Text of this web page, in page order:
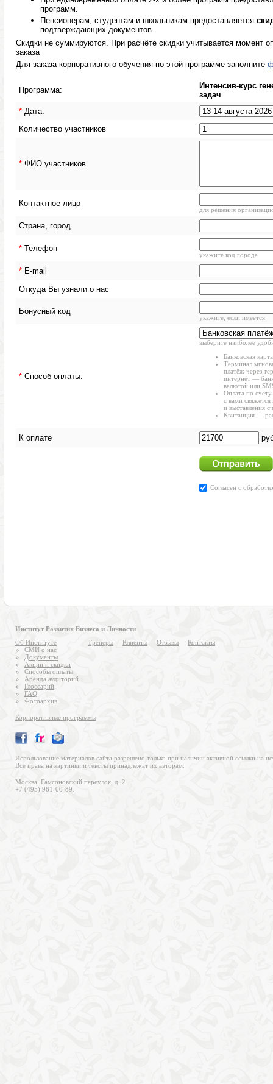
программ.
Пенсионерам, студентам и школьникам предоставляется
подтверждающих документов.
Скидки не суммируются. При расчёте скидки учитывается момент
заказа
Для заказа корпоративного обучения по этой программе заполните
Институт Развития Бизнеса и Личности
Об Институте
СМИ о нас
Документы
Акции и скидки
Способы оплаты
Аренда аудиторий
Глоссарий
FAQ
Фотоархив
Тренеры Клиенты Отзывы Контакты
Корпоративные программы
Использование материалов сайта разрешено только при наличии активной ссылки на
Все права на картинки и тексты принадлежат их авторам.
Москва, Гамсоновский переулок, д. 2.
+7 (495) 961-00-89.